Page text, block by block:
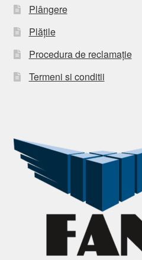
Plângere
Plățile
Procedura de reclamație
Termeni si conditii